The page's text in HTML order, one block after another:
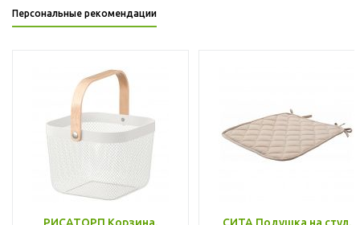
Персональные рекомендации
РИСАТОРП Корзина,
СИТА Подушка на стул,